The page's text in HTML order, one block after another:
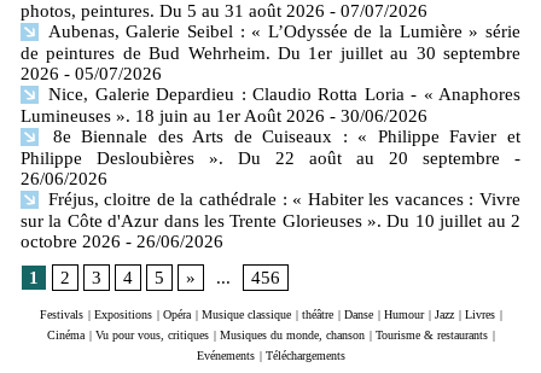
photos, peintures. Du 5 au 31 août 2026 - 07/07/2026
Aubenas, Galerie Seibel : « L’Odyssée de la Lumière » série
de peintures de Bud Wehrheim. Du 1er juillet au 30 septembre
2026 - 05/07/2026
Nice, Galerie Depardieu : Claudio Rotta Loria - « Anaphores
Lumineuses ». 18 juin au 1er Août 2026 - 30/06/2026
8e Biennale des Arts de Cuiseaux : « Philippe Favier et
Philippe Desloubières ». Du 22 août au 20 septembre
-
26/06/2026
Fréjus, cloitre de la cathédrale : « Habiter les vacances : Vivre
sur la Côte d'Azur dans les Trente Glorieuses ». Du 10 juillet au 2
octobre 2026 - 26/06/2026
1
2 3 4 5 » ... 456
Festivals | Expositions | Opéra | Musique classique | théâtre | Danse | Humour | Jazz | Livres |
Cinéma | Vu pour vous, critiques | Musiques du monde, chanson | Tourisme & restaurants |
Evénements | Téléchargements